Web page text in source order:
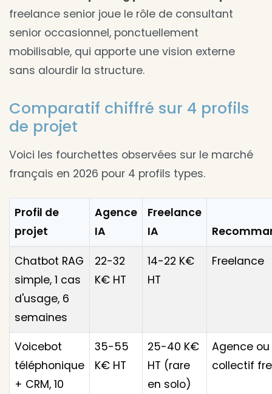
freelance senior joue le rôle de consultant
senior occasionnel, ponctuellement
mobilisable, qui apporte une vision externe
sans alourdir la structure.
Comparatif chiffré sur 4 profils
de projet
Voici les fourchettes observées sur le marché
français en 2026 pour 4 profils types.
Profil de
projet
Agence
IA
Freelance
IA
Chatbot RAG
simple, 1 cas
d'usage, 6
semaines
22-32
K€ HT
14-22 K€
HT
Freelance
Voicebot
téléphonique
+ CRM, 10
35-55
K€ HT
25-40 K€
HT (rare
en solo)
Agence ou
collectif